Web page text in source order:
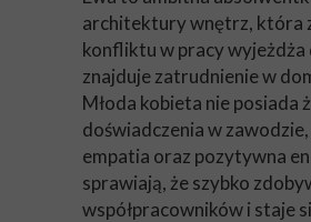
architektury wnętrz, która
konfliktu w pracy wyjeżdża
znajduje zatrudnienie w
Młoda kobieta nie posiada
doświadczenia w zawodzie,
empatia oraz pozytywna
sprawiają, że szybko
współpracowników i staje